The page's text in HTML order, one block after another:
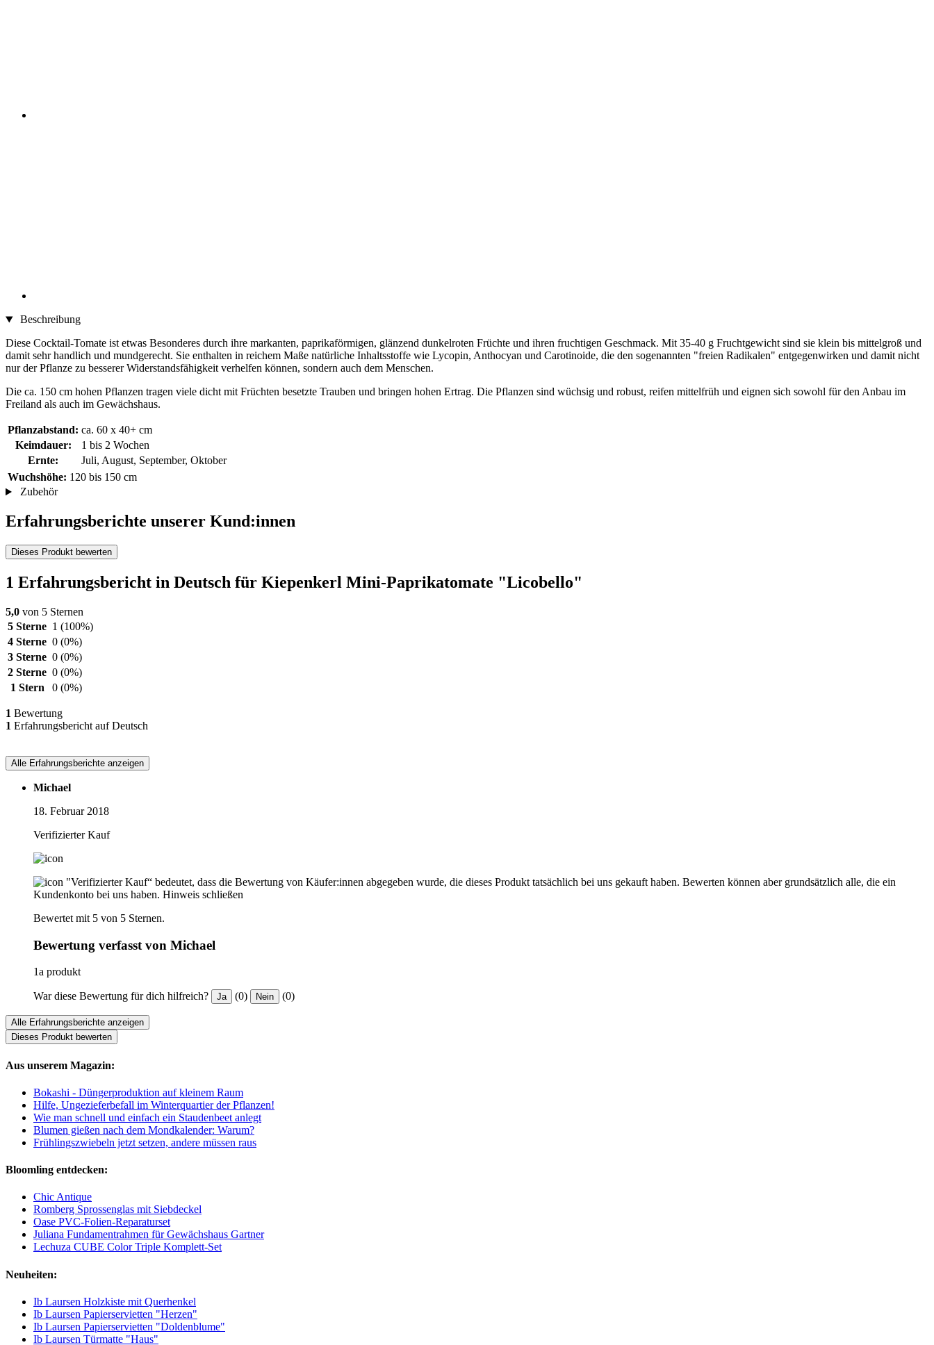
Beschreibung
Diese Cocktail-Tomate ist etwas Besonderes durch ihre markanten, paprikaförmigen, glänzend dunkelroten Früchte und ihren fruchtigen Geschmack. Mit 35-40 g Fruchtgewicht sind sie klein bis mittelgroß und
damit sehr handlich und mundgerecht. Sie enthalten in reichem Maße natürliche Inhaltsstoffe wie Lycopin, Anthocyan und Carotinoide, die den sogenannten "freien Radikalen" entgegenwirken und damit nicht
nur der Pflanze zu besserer Widerstandsfähigkeit verhelfen können, sondern auch dem Menschen.
Die ca. 150 cm hohen Pflanzen tragen viele dicht mit Früchten besetzte Trauben und bringen hohen Ertrag. Die Pflanzen sind wüchsig und robust, reifen mittelfrüh und eignen sich sowohl für den Anbau im
Freiland als auch im Gewächshaus.
Pflanzabstand: ca. 60 x 40+ cm
Keimdauer:
1 bis 2 Wochen
Ernte:
Juli, August, September, Oktober
Wuchshöhe: 120 bis 150 cm
Zubehör
Erfahrungsberichte unserer Kund:innen
Dieses Produkt bewerten
1 Erfahrungsbericht in Deutsch für Kiepenkerl Mini-Paprikatomate "Licobello"
5,0 von 5 Sternen
5 Sterne 1 (100%)
4 Sterne 0 (0%)
3 Sterne 0 (0%)
2 Sterne 0 (0%)
1 Stern
0 (0%)
1 Bewertung
1 Erfahrungsbericht auf Deutsch
Alle Erfahrungsberichte anzeigen
Michael
18. Februar 2018
Verifizierter Kauf
"Verifizierter Kauf“ bedeutet, dass die Bewertung von Käufer:innen abgegeben wurde, die dieses Produkt tatsächlich bei uns gekauft haben. Bewerten können aber grundsätzlich alle, die ein
Kundenkonto bei uns haben. Hinweis schließen
Bewertet mit 5 von 5 Sternen.
Bewertung verfasst von Michael
1a produkt
War diese Bewertung für dich hilfreich? Ja (0) Nein (0)
Alle Erfahrungsberichte anzeigen
Dieses Produkt bewerten
Aus unserem Magazin:
Bokashi - Düngerproduktion auf kleinem Raum
Hilfe, Ungezieferbefall im Winterquartier der Pflanzen!
Wie man schnell und einfach ein Staudenbeet anlegt
Blumen gießen nach dem Mondkalender: Warum?
Frühlingszwiebeln jetzt setzen, andere müssen raus
Bloomling entdecken:
Chic Antique
Romberg Sprossenglas mit Siebdeckel
Oase PVC-Folien-Reparaturset
Juliana Fundamentrahmen für Gewächshaus Gartner
Lechuza CUBE Color Triple Komplett-Set
Neuheiten:
Ib Laursen Holzkiste mit Querhenkel
Ib Laursen Papierservietten "Herzen"
Ib Laursen Papierservietten "Doldenblume"
Ib Laursen Türmatte "Haus"